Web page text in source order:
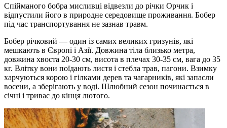
Спійманого бобра мисливці відвезли до річки Орчик і
відпустили його в природне середовище проживання. Бобер
під час транспортування не зазнав травм.
Бобер річковий — один із самих великих гризунів, які
мешкають в Європі і Азії. Довжина тіла близько метра,
довжина хвоста 20-30 см, висота в плечах 30-35 см, вага до 35
кг. Влітку вони поїдають листя і стебла трав, пагони. Взимку
харчуються корою і гілками дерев та чагарників, які запасли
восени, а зберігають у воді. Шлюбний сезон починається в
січні і триває до кінця лютого.